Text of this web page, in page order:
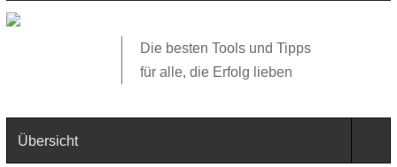
Die besten Tools und Tipps
für alle, die Erfolg lieben
Übersicht